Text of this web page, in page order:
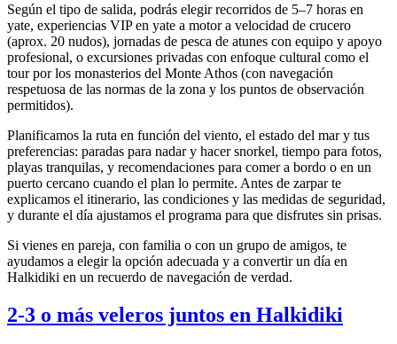
Según el tipo de salida, podrás elegir recorridos de 5–7 horas en
yate, experiencias VIP en yate a motor a velocidad de crucero
(aprox. 20 nudos), jornadas de pesca de atunes con equipo y apoyo
profesional, o excursiones privadas con enfoque cultural como el
tour por los monasterios del Monte Athos (con navegación
respetuosa de las normas de la zona y los puntos de observación
permitidos).
Planificamos la ruta en función del viento, el estado del mar y tus
preferencias: paradas para nadar y hacer snorkel, tiempo para fotos,
playas tranquilas, y recomendaciones para comer a bordo o en un
puerto cercano cuando el plan lo permite. Antes de zarpar te
explicamos el itinerario, las condiciones y las medidas de seguridad,
y durante el día ajustamos el programa para que disfrutes sin prisas.
Si vienes en pareja, con familia o con un grupo de amigos, te
ayudamos a elegir la opción adecuada y a convertir un día en
Halkidiki en un recuerdo de navegación de verdad.
2-3 o más veleros juntos en Halkidiki